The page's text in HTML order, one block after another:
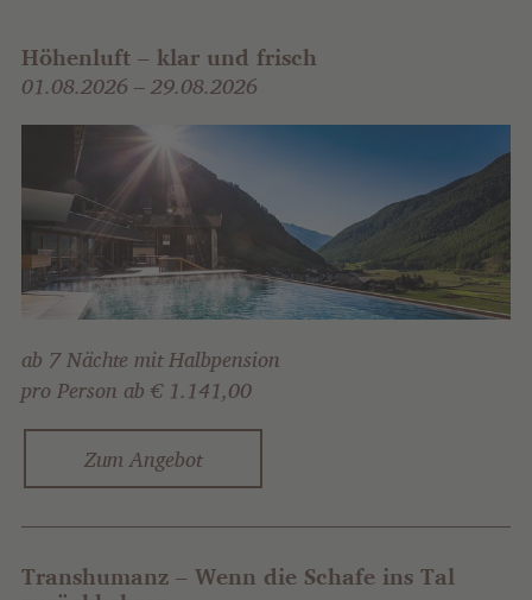
Höhenluft – klar und frisch
01.08.2026 – 29.08.2026
ab 7 Nächte mit Halbpension
pro Person ab € 1.141,00
Zum Angebot
Transhumanz – Wenn die Schafe ins Tal